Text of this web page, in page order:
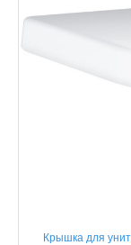
Крышка для